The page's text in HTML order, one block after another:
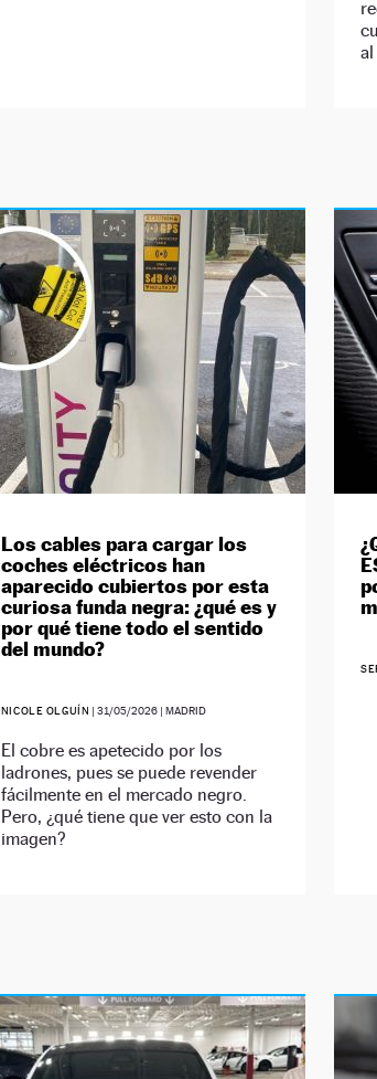
Los cables para cargar los
coches eléctricos han
aparecido cubiertos por esta
curiosa funda negra: ¿qué es y
por qué tiene todo el sentido
del mundo?
NICOLE OLGUÍN |31/05/2026 | MADRID
El cobre es apetecido por los
ladrones, pues se puede revender
fácilmente en el mercado negro.
Pero, ¿qué tiene que ver esto con la
imagen?